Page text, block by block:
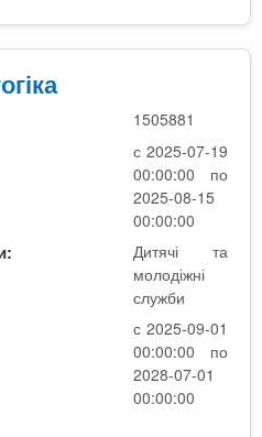
1505881
с 2025-07-19
00:00:00 по
2025-08-15
00:00:00
Дитячі та
молодіжні
служби
с 2025-09-01
00:00:00 по
2028-07-01
00:00:00